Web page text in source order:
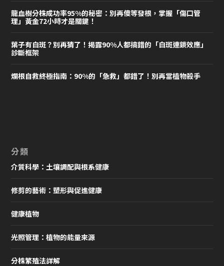
龍血樹分株成功率95%的秘密：別再傻等發根，掌握「傷口管
理」黃金72小時才是關鍵！
葉子有白斑？別再猜了！揭露90%人都搞錯的「白斑連鎖效應」
診斷框架
爛根自救終極指南：90%的「急救」都錯了！別再當植物殺手
分類
介質科學：土壤調配與根系健康
修剪的藝術：塑形與促進健康
健康植物
光照管理：植物的能量來源
分株繁殖法詳解